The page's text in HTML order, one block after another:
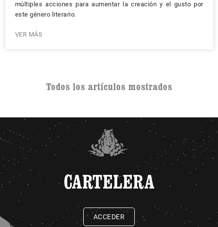
múltiples acciones para aumentar la creación y el gusto por
este género literario.
VER MÁS
Todos los artículos mostrados
CARTELERA
ACCEDER